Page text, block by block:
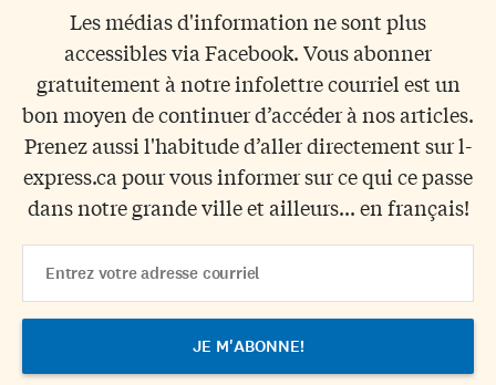
Les médias d'information ne sont plus
accessibles via Facebook. Vous abonner
gratuitement à notre infolettre courriel est un
bon moyen de continuer d’accéder à nos articles.
Prenez aussi l'habitude d’aller directement sur l-
express.ca pour vous informer sur ce qui ce passe
dans notre grande ville et ailleurs... en français!
Address